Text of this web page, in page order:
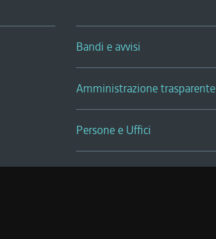
Bandi e avvisi
Amministrazione trasparente
Persone e Uffici
Sala Tiziano Tessitori